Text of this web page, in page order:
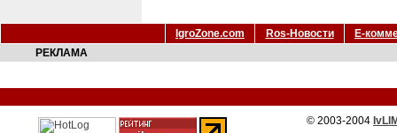
IgroZone.com Ros-Новости
Е-
РЕКЛАМА
© 2003-2004